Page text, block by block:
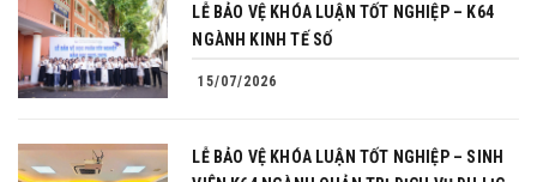
LỄ BẢO VỆ KHÓA LUẬN TỐT NGHIỆP – K64
NGÀNH KINH TẾ SỐ
15/07/2026
LỄ BẢO VỆ KHÓA LUẬN TỐT NGHIỆP – SINH